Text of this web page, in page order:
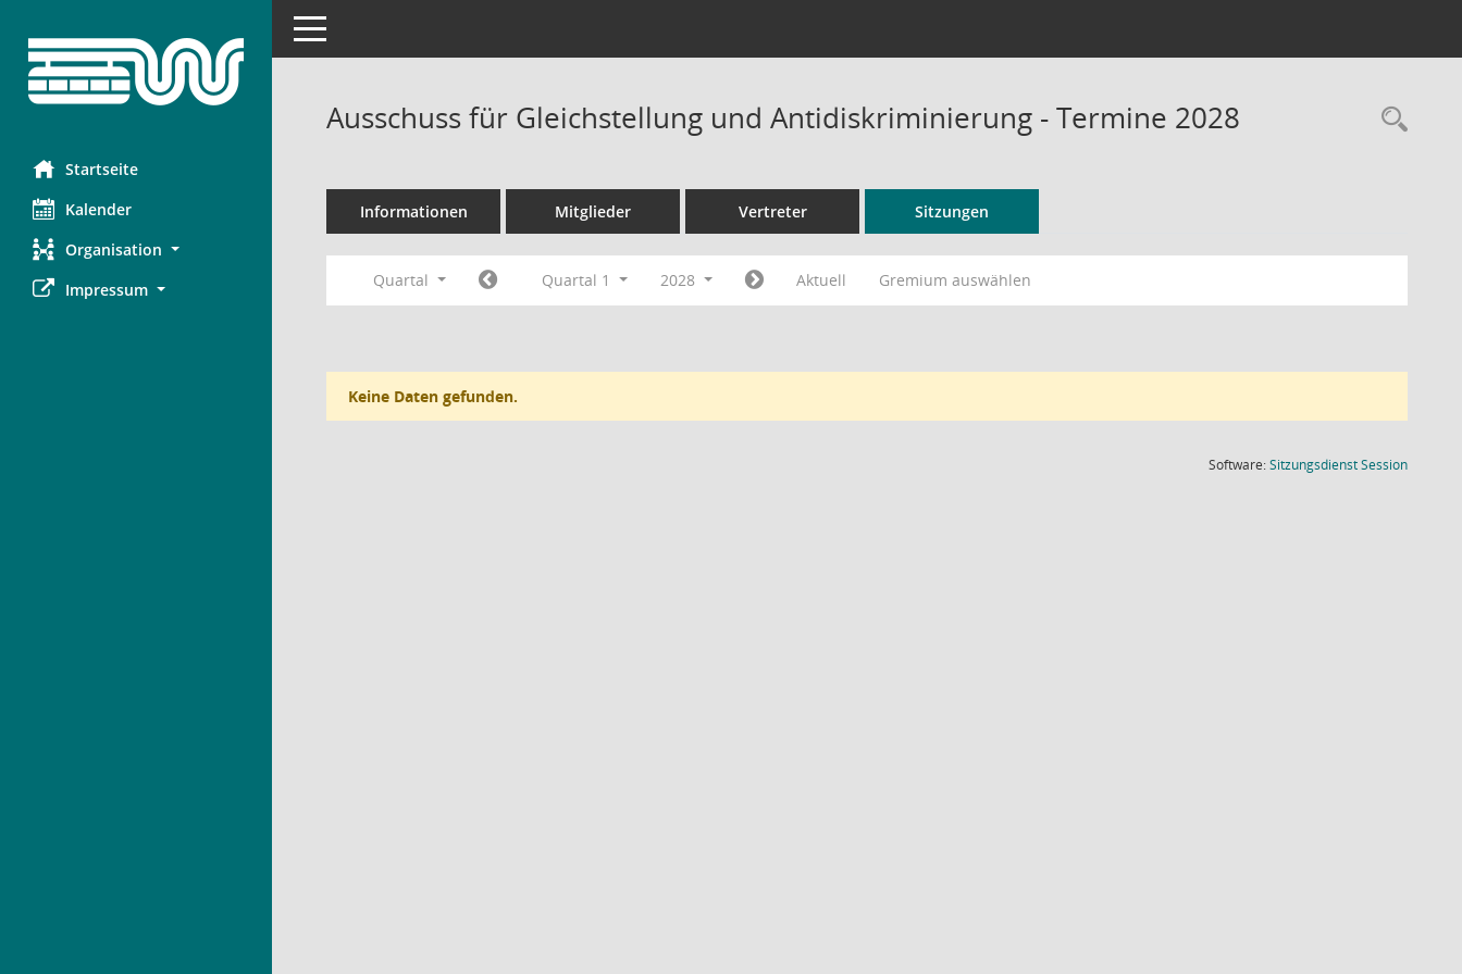
Startseite
Kalender
Organisation
Impressum
Toggle navigation
Ausschuss für Gleichstellung und Antidiskriminierung - Termine 2028
Informationen Mitglieder Vertreter Sitzungen
Quartal Quartal 1 2028 Aktuell Gremium auswählen
Keine Daten gefunden.
Software:SitzungsdienstSession(Wird in